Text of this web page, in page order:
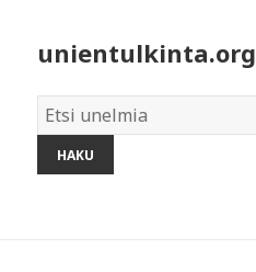
unientulkinta.org
Unelmien
sanakirja: